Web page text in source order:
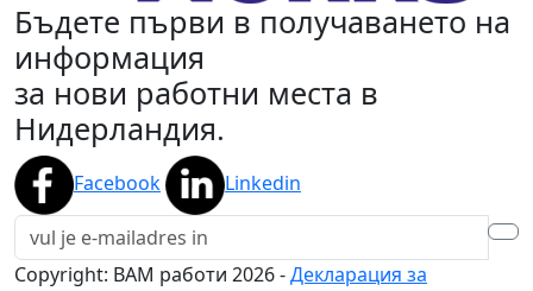
Бъдете първи в получаването на
информация
за нови работни места в
Нидерландия.
Facebook Linkedin
Copyright: BAM работи 2026-Декларация за